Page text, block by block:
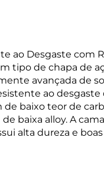
ao Desgaste com
tipo de chapa de
avançada de
ao desgaste
baixo teor de
baixa alloy. A
alta dureza e